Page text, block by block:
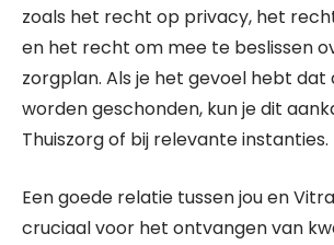
zoals het recht op privacy, het
en het recht om mee te beslissen
zorgplan. Als je het gevoel hebt
worden geschonden, kun je dit
Thuiszorg of bij relevante instanties.
Een goede relatie tussen jou en
cruciaal voor het ontvangen van